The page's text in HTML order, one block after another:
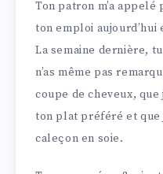
Ton patron m’a
ton emploi aujourd’hui
La semaine dernière,
n’as même pas
coupe de cheveux, que
ton plat préféré et que
caleçon en soie.